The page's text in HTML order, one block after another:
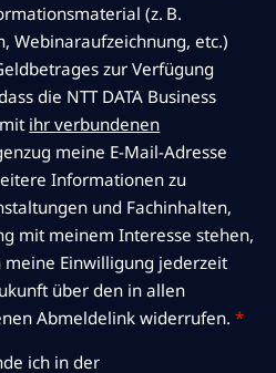
(z. B.
Webinaraufzeichnung, etc.)
zur Verfügung
die NTT DATA Business
ihr verbundenen
meine E-Mail-Adresse
Informationen zu
und Fachinhalten,
mit meinem Interesse stehen,
meine Einwilligung jederzeit
über den in allen
Abmeldelink widerrufen. *
ich in der